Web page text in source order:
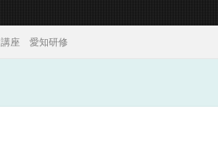
講座 愛知研修